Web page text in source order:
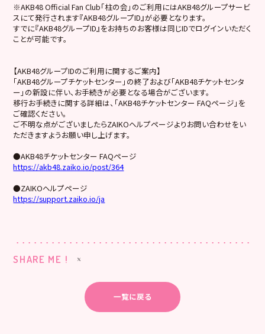
※AKB48 Official Fan Club「柱の会」のご利用にはAKB48グループサービ
スにて発行されます『AKB48グループID』が必要となります。
すでに『AKB48グループID』をお持ちのお客様は同じIDでログインいただく
ことが可能です。
【AKB48グループIDのご利用に関するご案内】
「AKB48グループチケットセンター」の終了および「AKB48チケットセンタ
ー」の新設に伴い、お手続きが必要となる場合がございます。
移行お手続きに関する詳細は、「AKB48チケットセンター FAQページ」を
ご確認ください。
ご不明な点がございましたらZAIKOヘルプページよりお問い合わせをい
ただきますようお願い申し上げます。
●AKB48チケットセンター FAQページ
https://akb48.zaiko.io/post/364
●ZAIKOヘルプページ
https://support.zaiko.io/ja
SHARE ME !
一覧に戻る